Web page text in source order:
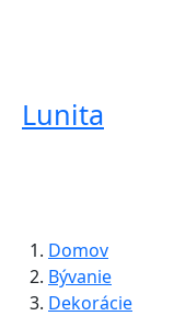
Lunita
Domov
Bývanie
Dekorácie